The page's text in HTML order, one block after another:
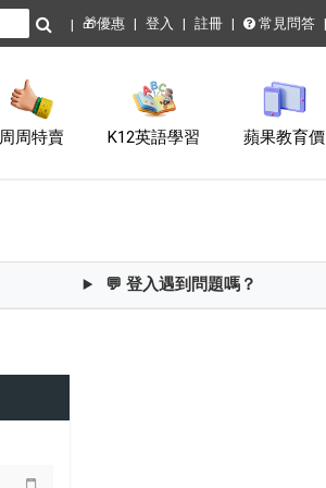
🎁優惠 登入 註冊 常見問答
周周特賣 K12英語學習 蘋果教育價
💬 登入遇到問題嗎？